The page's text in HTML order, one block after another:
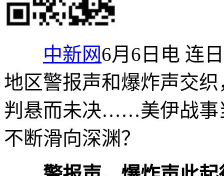
中新网6月6日电 连
地区警报声和爆炸声交
判悬而未决……美伊战事
不断滑向深渊？